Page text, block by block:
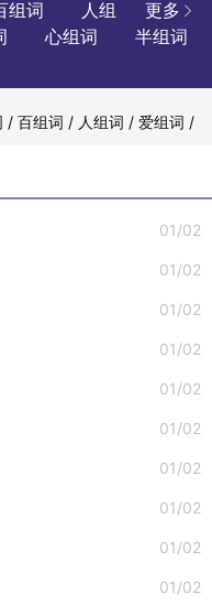
更多 
组词
人组
心组词
半组词
/百组词 / 人组词 /爱组词 /
01/02
01/02
01/02
01/02
01/02
01/02
01/02
01/02
01/02
01/02